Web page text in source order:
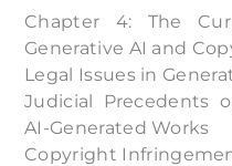
Chapter 4: The
Generative AI and
Legal Issues in
Judicial Precedents
AI-Generated Works
Copyright